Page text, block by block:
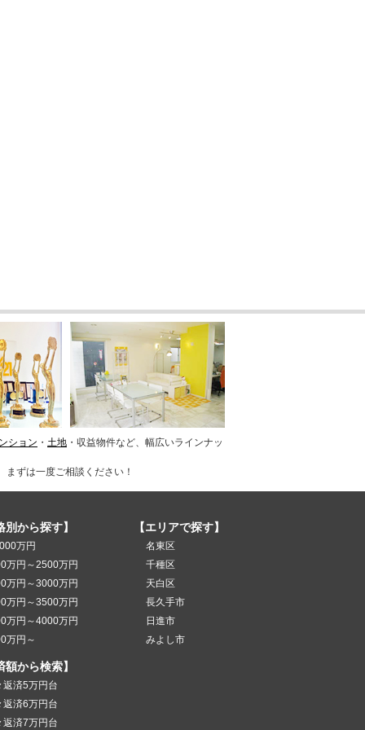
ション ・ 土地 ・収益物件など、幅広いラインナッ
ずは一度ご相談ください！
別から探す】
万円
万円～2500万円
万円～3000万円
万円～3500万円
万円～4000万円
万円～
額から検索】
返済5万円台
返済6万円台
返済7万円台
【エリアで探す】
名東区
千種区
天白区
長久手市
日進市
みよし市